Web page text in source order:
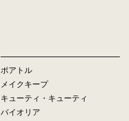
ポアトル
メイクキープ
キューティ・キューティ
バイオリア